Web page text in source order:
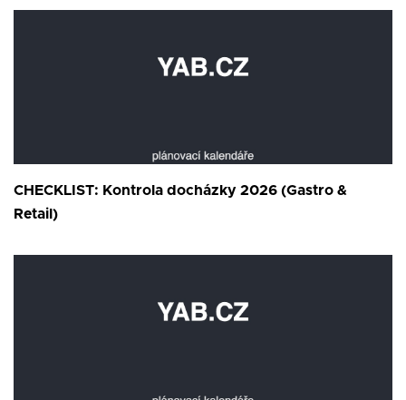
CHECKLIST: Kontrola docházky 2026 (Gastro &
Retail)